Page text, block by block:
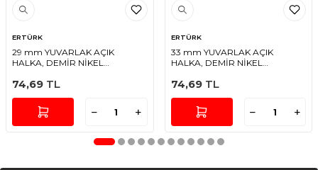
ERTÜRK
29 mm YUVARLAK AÇIK
HALKA, DEMİR NİKEL
74,69 TL
ERTÜRK
33 mm YUVARLAK AÇIK
HALKA, DEMİR NİKEL
74,69TL